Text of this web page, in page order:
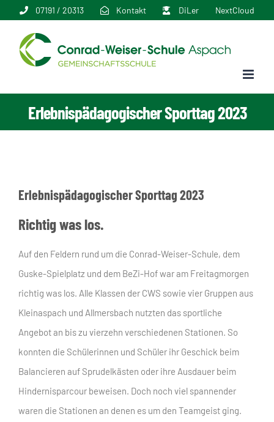
springen
07191 / 20313 Kontakt DiLer NextCloud
Erlebnispädagogischer Sporttag 2023
Erlebnispädagogischer Sporttag 2023
Richtig was los.
Auf den Feldern rund um die Conrad-Weiser-Schule, dem
Guske-Spielplatz und dem BeZi-Hof war am Freitagmorgen
richtig was los. Alle Klassen der CWS sowie vier Gruppen aus
Kleinaspach und Allmersbach nutzten das sportliche
Angebot an bis zu vierzehn verschiedenen Stationen. So
konnten die Schülerinnen und Schüler ihr Geschick beim
Balancieren auf Sprudelkästen oder ihre Ausdauer beim
Hindernisparcour beweisen. Doch noch viel spannender
waren die Stationen an denen es um den Teamgeist ging.